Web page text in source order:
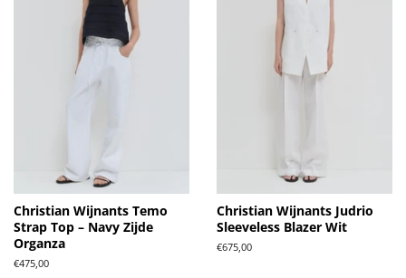
Christian Wijnants Temo
Strap Top – Navy Zijde
Organza
Normale
€475,00
Christian Wijnants Judrio
Sleeveless Blazer Wit
Normale
€675,00